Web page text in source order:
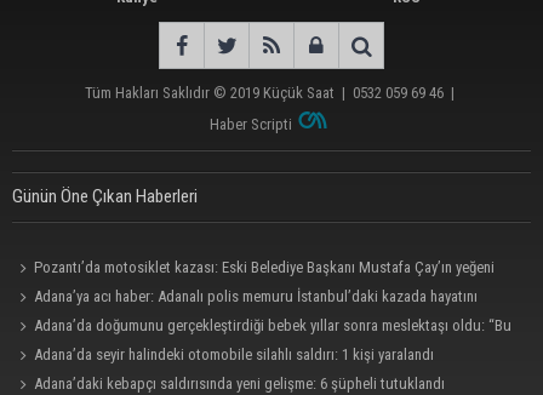
Tüm Hakları Saklıdır © 2019 Küçük Saat | 0532 059 69 46 |
Haber Scripti
Günün Öne Çıkan Haberleri
Pozantı’da motosiklet kazası: Eski Belediye Başkanı Mustafa Çay’ın yeğeni
hayatını kaybetti
Adana’ya acı haber: Adanalı polis memuru İstanbul’daki kazada hayatını
kaybetti
Adana’da doğumunu gerçekleştirdiği bebek yıllar sonra meslektaşı oldu: “Bu
çok gurur verici”
Adana’da seyir halindeki otomobile silahlı saldırı: 1 kişi yaralandı
Adana’daki kebapçı saldırısında yeni gelişme: 6 şüpheli tutuklandı